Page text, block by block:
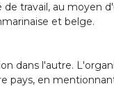
travail, au moyen
et belge.
dans l'autre.
pays, en